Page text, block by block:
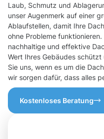
Laub, Schmutz und
unser Augenmerk auf einer
Ablaufstellen, damit Ihre
ohne Probleme
nachhaltige und effektive
Wert Ihres Gebäudes
Sie uns, wenn es um die
wir sorgen dafür, dass alles
Kostenloses Beratung